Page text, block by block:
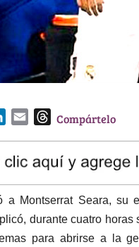
k
e
d
I
n
l
T
e
a
d
s
Compártelo
a Montserrat Seara, su
durante cuatro
para abrirse a la